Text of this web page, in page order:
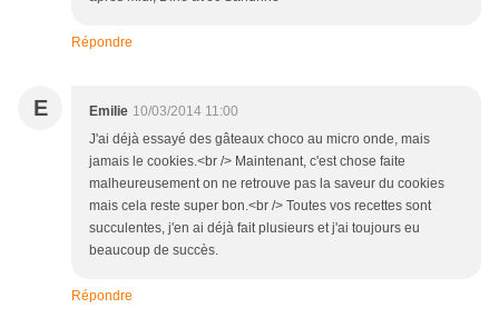
Répondre
E Emilie 10/03/2014 11:00
J'ai déjà essayé des gâteaux choco au micro onde, mais
jamais le cookies.<br /> Maintenant, c'est chose faite
malheureusement on ne retrouve pas la saveur du cookies
mais cela reste super bon.<br /> Toutes vos recettes sont
succulentes, j'en ai déjà fait plusieurs et j'ai toujours eu
beaucoup de succès.
Répondre